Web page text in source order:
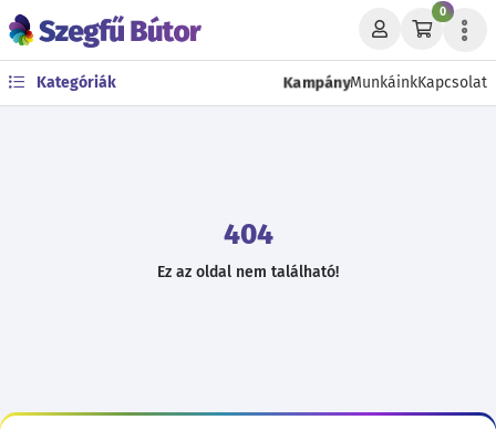
0
Kategóriák KampányMunkáinkKapcsolat
404
Ez az oldal nem található!